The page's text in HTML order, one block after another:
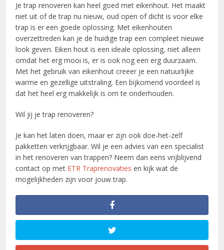
Je trap renoveren kan heel goed met eikenhout. Het maakt
niet uit of de trap nu nieuw, oud open of dicht is voor elke
trap is er een goede oplossing. Met eikenhouten
overzettreden kan je de huidige trap een compleet nieuwe
look geven. Eiken hout is een ideale oplossing, niet alleen
omdat het erg mooi is, er is ook nog een erg duurzaam.
Met het gebruik van eikenhout creeer je een natuurlijke
warme en gezellige uitstraling. Een bijkomend voordeel is
dat het heel erg makkelijk is om te onderhouden.
Wil jij je trap renoveren?
Je kan het laten doen, maar er zijn ook doe-het-zelf
pakketten verkrijgbaar. Wil je een advies van een specialist
in het renoveren van trappen? Neem dan eens vrijblijvend
contact op met ETR Traprenovaties en kijk wat de
mogelijkheden zijn voor jouw trap.